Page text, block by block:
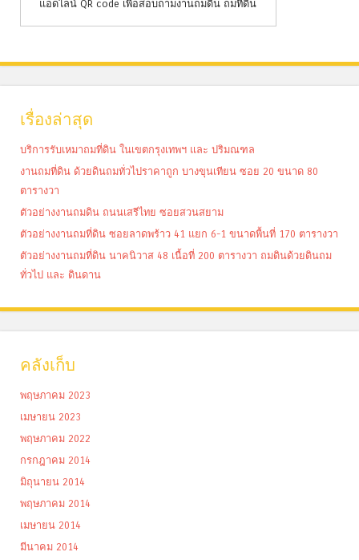
แอดไลน์ QR code เพื่อสอบถามงานถมดิน ถมที่ดิน
เรื่องล่าสุด
บริการรับเหมาถมที่ดิน ในเขตกรุงเทพฯ และ ปริมณฑล
งานถมที่ดิน ด้วยดินถมทั่วไปราคาถูก บางขุนเทียน ซอย 20 ขนาด 80
ตารางวา
ตัวอย่างงานถมดิน ถนนเสรีไทย ซอยสวนสยาม
ตัวอย่างงานถมที่ดิน ซอยลาดพร้าว 41 แยก 6-1 ขนาดพื้นที่ 170 ตารางวา
ตัวอย่างงานถมที่ดิน นาคนิวาส 48 เนื้อที่ 200 ตารางวา ถมดินด้วยดินถม
ทั่วไป และ ดินดาน
คลังเก็บ
พฤษภาคม 2023
เมษายน 2023
พฤษภาคม 2022
กรกฎาคม 2014
มิถุนายน 2014
พฤษภาคม 2014
เมษายน 2014
มีนาคม 2014